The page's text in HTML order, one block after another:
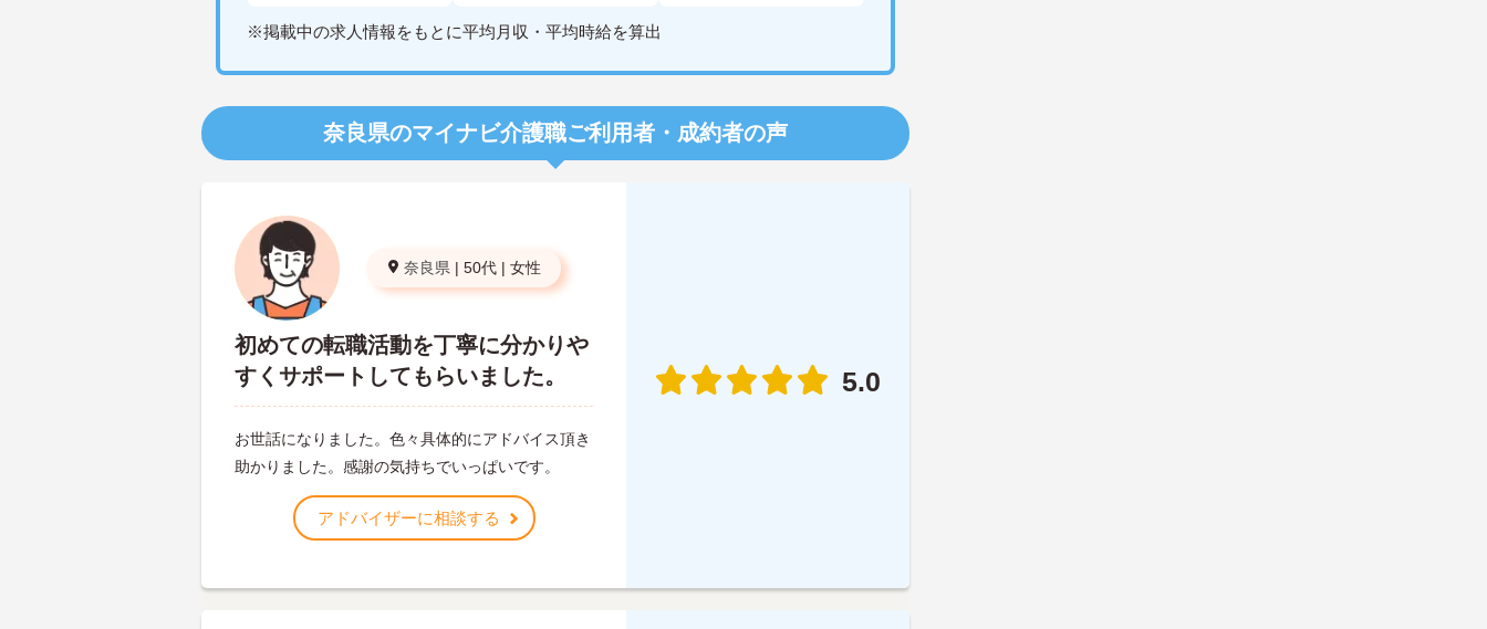
※掲載中の求人情報をもとに平均月収・平均時給を算出
奈良県のマイナビ介護職ご利用者・成約者の声
奈良県 | 50代 | 女性
初めての転職活動を丁寧に分かりや
すくサポートしてもらいました。
お世話になりました。色々具体的にアドバイス頂き
助かりました。感謝の気持ちでいっぱいです。
アドバイザーに相談する
5.0